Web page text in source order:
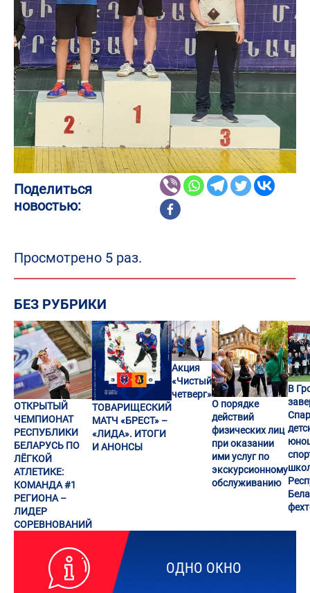
ОДНО ОКНО
Поделиться
новостью:
Просмотрено 5 раз.
БЕЗ РУБРИКИ
ОТКРЫТЫЙ
ЧЕМПИОНАТ
РЕСПУБЛИКИ
БЕЛАРУСЬ ПО
ЛЁГКОЙ
АТЛЕТИКЕ:
КОМАНДА #1
РЕГИОНА –
ЛИДЕР
СОРЕВНОВАНИЙ
ТОВАРИЩЕСКИЙ
МАТЧ «БРЕСТ» –
«ЛИДА». ИТОГИ
И АНОНСЫ
Акция
«Чистый
четверг»
О порядке
действий
физических лиц
при оказании
ими услуг по
экскурсионному
обслуживанию
В